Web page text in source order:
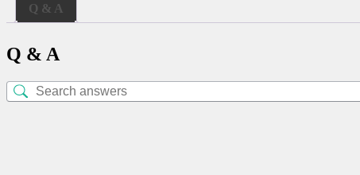
Q & A
Q & A